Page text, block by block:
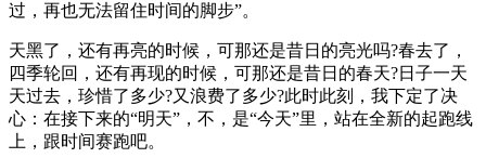
过，再也无法留住时间的脚步”。
天黑了，还有再亮的时候，可那还是昔日的亮光吗?春去了，
四季轮回，还有再现的时候，可那还是昔日的春天?日子一天
天过去，珍惜了多少?又浪费了多少?此时此刻，我下定了决
心：在接下来的“明天”，不，是“今天”里，站在全新的起跑线
上，跟时间赛跑吧。